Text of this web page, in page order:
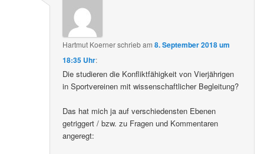
Hartmut Koernerschriebam8. September 2018 um
18:35 Uhr:
Die studieren die Konfliktfähigkeit von Vierjährigen
in Sportvereinen mit wissenschaftlicher Begleitung?
Das hat mich ja auf verschiedensten Ebenen
getriggert / bzw. zu Fragen und Kommentaren
angeregt: